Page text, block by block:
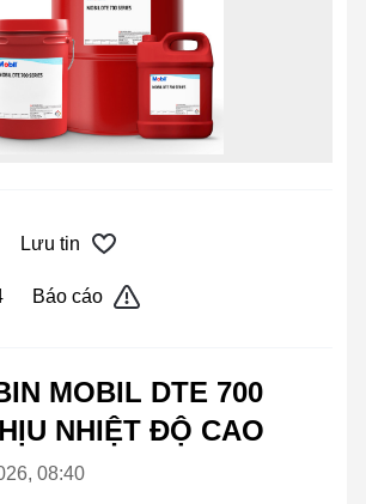
Lưu tin
Báo cáo
MOBIL DTE 700
NHIỆT ĐỘ CAO
08:40